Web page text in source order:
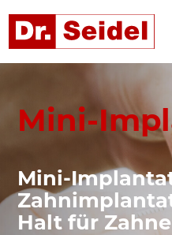
Mini-
Mini-
Halt für